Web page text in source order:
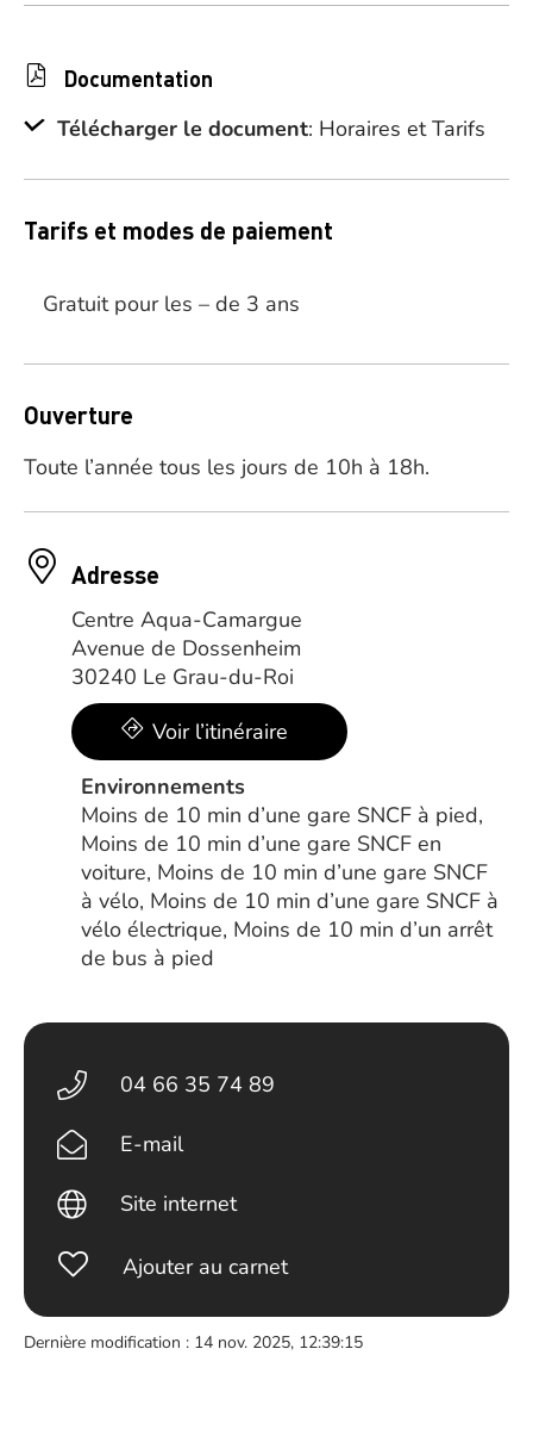
Documentation
Télécharger le document: Horaires et Tarifs
Tarifs et modes de paiement
Gratuit pour les – de 3 ans
Ouverture
Toute l’année tous les jours de 10h à 18h.
Adresse
Centre Aqua-Camargue
Avenue de Dossenheim
30240 Le Grau-du-Roi
Voir l’itinéraire
Environnements
Moins de 10 min d’une gare SNCF à pied,
Moins de 10 min d’une gare SNCF en
voiture, Moins de 10 min d’une gare SNCF
à vélo, Moins de 10 min d’une gare SNCF à
vélo électrique, Moins de 10 min d’un arrêt
de bus à pied
04 66 35 74 89
E-mail
Site internet
Ajouter au carnet
Dernière modification : 14 nov. 2025, 12:39:15